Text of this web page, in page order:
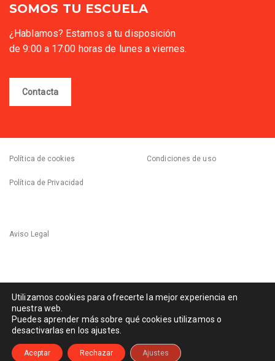
SOMOS TU ESCUELA
¿Hablamos? Estamos a tu disposición
de 9:00 a 17:00 horas de lunes a viernes.
Contacta
Política de cookies Condiciones de uso
Política de Privacidad
Aviso Legal
Canal de denuncias
© 2021-2024 Escuelas Infantiles Montemadrid
Utilizamos cookies para ofrecerte la mejor experiencia en
nuestra web.
Puedes aprender más sobre qué cookies utilizamos o
desactivarlas en los ajustes.
Aceptar Rechazar Ajustes